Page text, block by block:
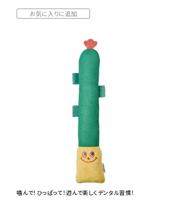
お気に入りに追加
噛んで！ひっぱって！遊んで楽しくデンタル習慣！